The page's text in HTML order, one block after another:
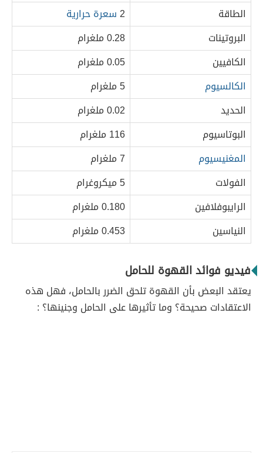
الطاقة
2سعرة حرارية
البروتينات
0.28 ملغرام
الكافيين
0.05 ملغرام
الكالسيوم
5 ملغرام
الحديد
0.02 ملغرام
البوتاسيوم
116 ملغرام
المغنيسيوم
7 ملغرام
الفولات
5 ميكروغرام
الرايبوفلافين
0.180 ملغرام
النياسين
0.453 ملغرام
فيديو فوائد القهوة للحامل
يعتقد البعض بأن القهوة تلحق الضرر بالحامل، فهل هذه
الاعتقادات صحيحة؟ وما تأثيرها على الحامل وجنينها؟ :